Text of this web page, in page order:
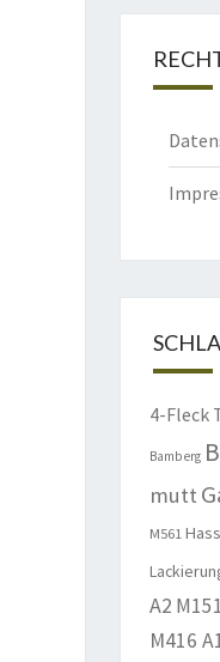
4-Fleck
Bamberg
mutt
M561
A2
M416